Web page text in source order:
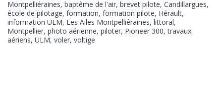
Montpelliéraines, baptême de l'air, brevet pilote, Candillargues,
école de pilotage, formation, formation pilote, Hérault,
information ULM, Les Ailes Montpelliéraines, littoral,
Montpellier, photo aérienne, piloter, Pioneer 300,travaux
aériens, ULM, voler, voltige